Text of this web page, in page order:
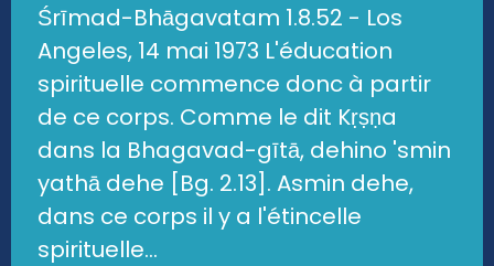
Śrīmad-Bhāgavatam 1.8.52 - Los
Angeles, 14 mai 1973 L'éducation
spirituelle commence donc à partir
de ce corps. Comme le dit Kṛṣṇa
dans la Bhagavad-gītā, dehino 'smin
yathā dehe [Bg. 2.13]. Asmin dehe,
dans ce corps il y a l'étincelle
spirituelle...